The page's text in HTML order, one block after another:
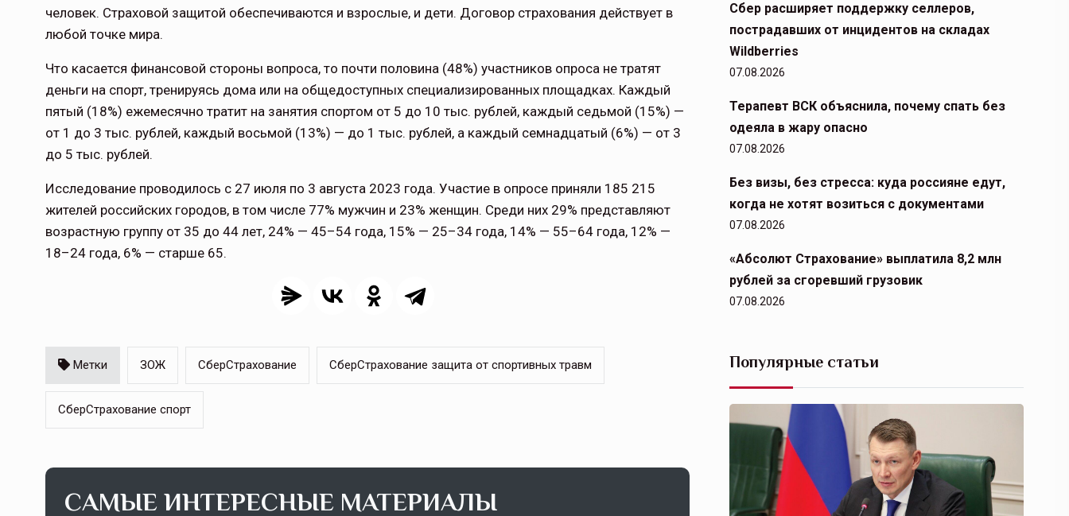
человек. Страховой защитой обеспечиваются и взрослые, и дети. Договор страхования действует в
любой точке мира.
Что касается финансовой стороны вопроса, то почти половина (48%) участников опроса не тратят
деньги на спорт, тренируясь дома или на общедоступных специализированных площадках. Каждый
пятый (18%) ежемесячно тратит на занятия спортом от 5 до 10 тыс. рублей, каждый седьмой (15%) —
от 1 до 3 тыс. рублей, каждый восьмой (13%) — до 1 тыс. рублей, а каждый семнадцатый (6%) — от 3
до 5 тыс. рублей.
Исследование проводилось с 27 июля по 3 августа 2023 года. Участие в опросе приняли 185 215
жителей российских городов, в том числе 77% мужчин и 23% женщин. Среди них 29% представляют
возрастную группу от 35 до 44 лет, 24% — 45–54 года, 15% — 25–34 года, 14% — 55–64 года, 12% —
18–24 года, 6% — старше 65.
Метки ЗОЖ СберСтрахование СберСтрахование защита от спортивных травм
СберСтрахование спорт
САМЫЕ ИНТЕРЕСНЫЕ МАТЕРИАЛЫ
Сбер расширяет поддержку селлеров,
пострадавших от инцидентов на складах
Wildberries
07.08.2026
Терапевт ВСК объяснила, почему спать без
одеяла в жару опасно
07.08.2026
Без визы, без стресса: куда россияне едут,
когда не хотят возиться с документами
07.08.2026
«Абсолют Страхование» выплатила 8,2 млн
рублей за сгоревший грузовик
07.08.2026
Популярные статьи